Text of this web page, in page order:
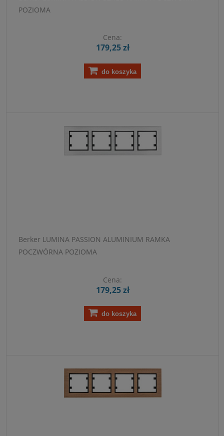
POZIOMA
Cena:
179,25 zł
do koszyka
Berker LUMINA PASSION ALUMINIUM RAMKA
POCZWÓRNA POZIOMA
Cena:
179,25 zł
do koszyka